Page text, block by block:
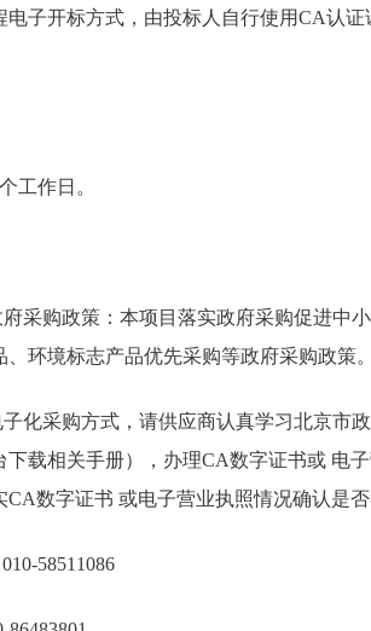
电子开标方式，由投标人自行使用CA认
工作日。
采购政策：本项目落实政府采购促进中
环境标志产品优先采购等政府采购政策。
化采购方式，请供应商认真学习北京市
下载相关手册），办理CA数字证书或 电
数字证书 或电子营业执照情况确认是
58511086